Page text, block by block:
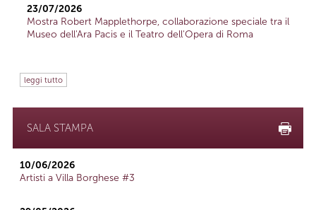
23/07/2026
Mostra Robert Mapplethorpe, collaborazione speciale tra il
Museo dell'Ara Pacis e il Teatro dell'Opera di Roma
leggi tutto
SALA STAMPA
10/06/2026
Artisti a Villa Borghese #3